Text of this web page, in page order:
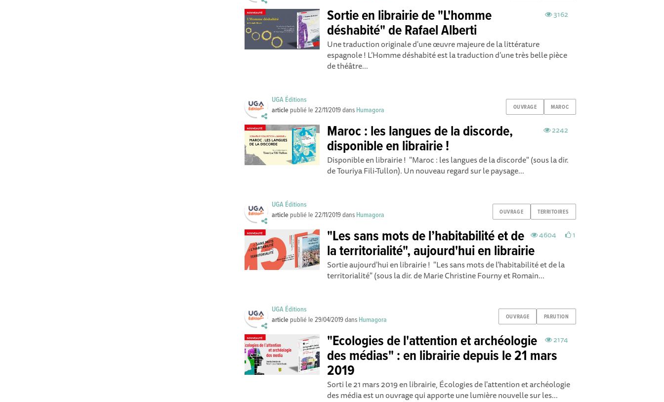
3162
Sortie en librairie de "L'homme
déshabité" de Rafael Alberti
Une traduction originale d'une œuvre majeure de la littérature
espagnole ! L’Homme déshabité est la traduction d’une très belle pièce
de théâtre...
OUVRAGE MAROC
UGA Éditions
article publié le22/11/2019dans Humagora
2242
Maroc : les langues de la discorde,
disponible en librairie !
Disponible en librairie ! "Maroc : les langues de la discorde" (sous la dir.
de Touriya Fili-Tullon). Un nouveau regard sur le paysage...
OUVRAGE TERRITOIRES
UGA Éditions
article publié le22/11/2019dans Humagora
4604 1
"Les sans mots de l’habitabilité et de
la territorialité", aujourd'hui en librairie
Sortie aujourd'hui en librairie ! "Les sans mots de l'habitabilité et de la
territorialité" (sous la dir. de Marie Christine Fourny et Romain...
OUVRAGE PARUTION
UGA Éditions
article publié le29/04/2019dans Humagora
2174
"Ecologies de l'attention et archéologie
des médias" : en librairie depuis le 21 mars
2019
Sorti le 21 mars 2019 en librairie, Écologies de l'attention et archéologie
des média est un ouvrage qui apporte une lumière nouvelle sur les...